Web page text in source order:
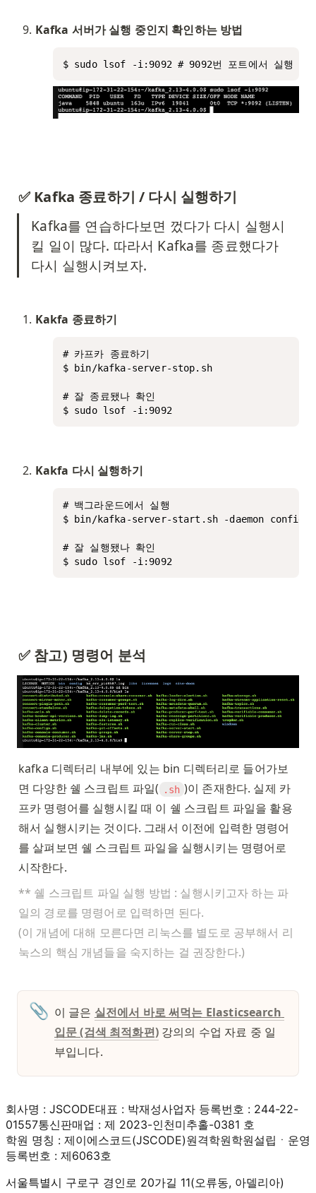
Kafka 서버가 실행 중인지 확인하는 방법
$ sudo lsof -i:9092 # 9092번 포트에서 실행 중
✅ Kafka 종료하기 / 다시 실행하기
Kafka를 연습하다보면 껐다가 다시 실행시
킬 일이 많다. 따라서 Kafka를 종료했다가
다시 실행시켜보자.
Kakfa 종료하기
# 카프카 종료하기
$ bin/kafka-server-stop.sh
# 잘 종료됐나 확인
$ sudo lsof -i:9092
Kakfa 다시 실행하기
# 백그라운드에서 실행
$ bin/kafka-server-start.sh -daemon
# 잘 실행됐나 확인
$ sudo lsof -i:9092
✅ 참고) 명령어 분석
kafka 디렉터리 내부에 있는 bin 디렉터리로 들어가보
면 다양한 쉘 스크립트 파일(
.sh )이 존재한다. 실제 카
프카 명령어를 실행시킬 때 이 쉘 스크립트 파일을 활용
해서 실행시키는 것이다. 그래서 이전에 입력한 명령어
를 살펴보면 쉘 스크립트 파일을 실행시키는 명령어로
시작한다.
** 쉘 스크립트 파일 실행 방법 : 실행시키고자 하는 파
일의 경로를 명령어로 입력하면 된다.
(이 개념에 대해 모른다면 리눅스를 별도로 공부해서 리
눅스의 핵심 개념들을 숙지하는 걸 권장한다.)
📎 이 글은 실전에서 바로 써먹는 Elasticsearch
입문 (검색 최적화편) 강의의 수업 자료 중 일
부입니다.
회사명 : JSCODE대표 : 박재성사업자 등록번호 : 244-22-
01557통신판매업 : 제 2023-인천미추홀-0381 호
학원 명칭 : 제이에스코드(JSCODE)원격학원학원설립ㆍ운영
등록번호 : 제6063호
서울특별시 구로구 경인로 20가길 11(오류동, 아델리아)